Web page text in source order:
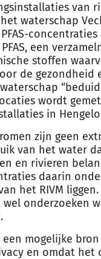
van
waterschap
een
stoffen
de gezondheid
wordt
in
zijn geen
van het water
en rivieren
daarin
het RIVM
onderzoeken
mogelijke
en omdat het